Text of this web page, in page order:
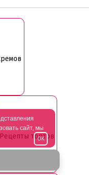
Рецепты тортов
сайт, мы
OK